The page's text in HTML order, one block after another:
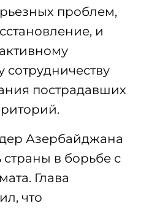
проблем,
и
пострадавших
Азербайджана
в борьбе с
Глава
что